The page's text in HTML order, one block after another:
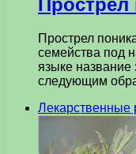
Прострел
семейства под
языке название
следующим
Лекарственные